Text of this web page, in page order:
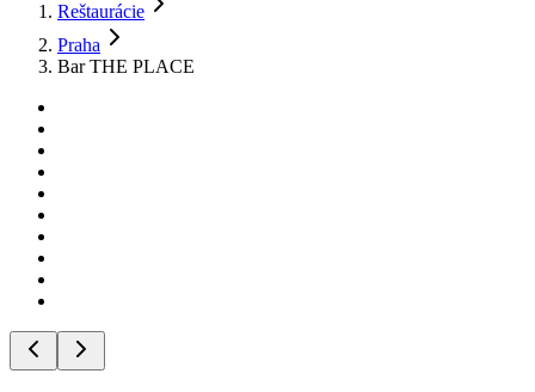
Reštaurácie
Praha
Bar THE PLACE